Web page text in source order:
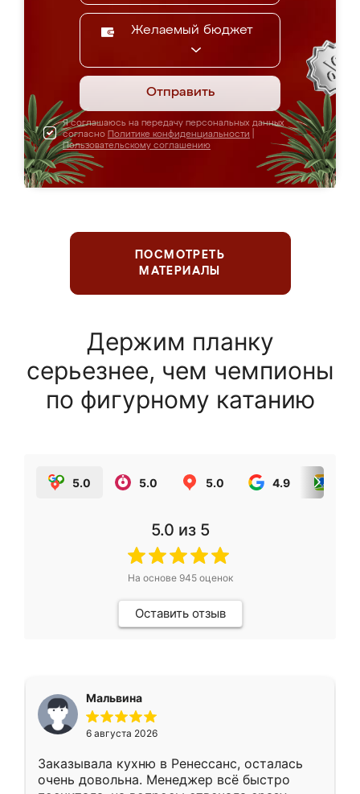
Желаемый бюджет
Отправить
Я соглашаюсь на передачу персональных данных
согласно Политике конфиденциальности
Пользовательскому соглашению
ПОСМОТРЕТЬ
МАТЕРИАЛЫ
Держим планку
серьезнее, чем чемпионы
по фигурному катанию
5.0 5.0 5.0 4.9
5.0 из 5
На основе 945оценок
Оставить отзыв
Мальвина
6 августа 2026
Заказывала кухню в Ренессанс, осталась
очень довольна. Менеджер всё быстро